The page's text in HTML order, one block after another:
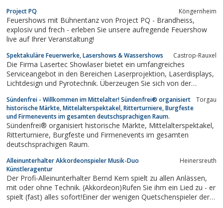
Mecklenburg-Strelitz, Uecker-Randow.Nordwestmecklenburg,
Parchim, Bad Doberan, Ludwigslust,...
Project PQ Köngernheim
Feuershows mit Bühnentanz von Project PQ - Brandheiss,
explosiv und frech - erleben Sie unsere aufregende Feuershow
live auf Ihrer Veranstaltung!
Spektakuläre Feuerwerke, Lasershows & Wassershows Castrop-Rauxel
Die Firma Lasertec Showlaser bietet ein umfangreiches
Serviceangebot in den Bereichen Laserprojektion, Laserdisplays,
Lichtdesign und Pyrotechnik. Überzeugen Sie sich von der
Wassershows für verschiedene Veranstaltungen, Präsentationen
und Ausstellungen.
Sündenfrei - Willkommen im Mittelalter! Sündenfrei® organisiert
historische Märkte, Mittelalterspektakel, Ritterturniere, Burgfeste
und Firmenevents im gesamten deutschsprachigen Raum.
Torgau
Sündenfrei® organisiert historische Märkte, Mittelalterspektakel,
Ritterturniere, Burgfeste und Firmenevents im gesamten
deutschsprachigen Raum.
Alleinunterhalter Akkordeonspieler Musik-Duo
Künstleragentur
Heinersreuth
Der Profi-Alleinunterhalter Bernd Kern spielt zu allen Anlässen,
mit oder ohne Technik. (Akkordeon)Rufen Sie ihm ein Lied zu - er
spielt (fast) alles sofort!Einer der wenigen Quetschenspieler der